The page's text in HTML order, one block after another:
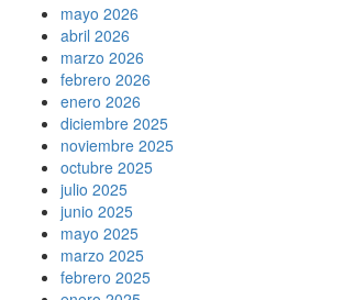
mayo 2026
abril 2026
marzo 2026
febrero 2026
enero 2026
diciembre 2025
noviembre 2025
octubre 2025
julio 2025
junio 2025
mayo 2025
marzo 2025
febrero 2025